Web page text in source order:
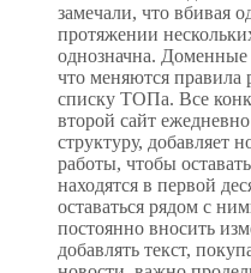
замечали, что вбивая
протяжении
однозначна. Доменные
что меняются правила
списку ТОПа. Все
второй сайт
структуру, добавляет
работы, чтобы
находятся в первой
оставаться рядом с
постоянно вносить
добавлять текст,